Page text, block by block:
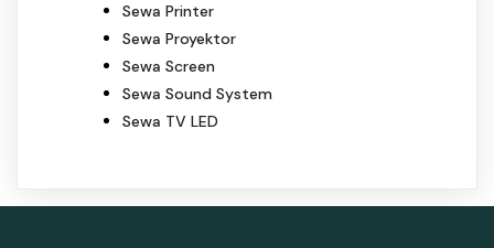
Sewa Printer
Sewa Proyektor
Sewa Screen
Sewa Sound System
Sewa TV LED